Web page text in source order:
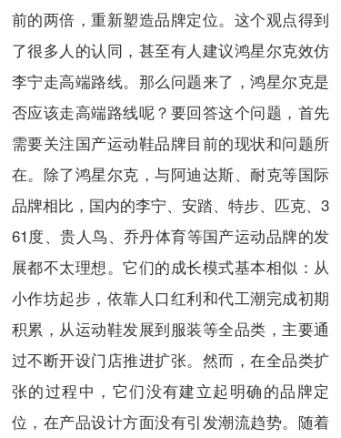
前的两倍，重新塑造品牌定位。这个观点得到
了很多人的认同，甚至有人建议鸿星尔克效仿
李宁走高端路线。那么问题来了，鸿星尔克是
否应该走高端路线呢？要回答这个问题，首先
需要关注国产运动鞋品牌目前的现状和问题所
在。除了鸿星尔克，与阿迪达斯、耐克等国际
品牌相比，国内的李宁、安踏、特步、匹克、3
61度、贵人鸟、乔丹体育等国产运动品牌的发
展都不太理想。它们的成长模式基本相似：从
小作坊起步，依靠人口红利和代工潮完成初期
积累，从运动鞋发展到服装等全品类，主要通
过不断开设门店推进扩张。然而，在全品类扩
张的过程中，它们没有建立起明确的品牌定
位，在产品设计方面没有引发潮流趋势。随着